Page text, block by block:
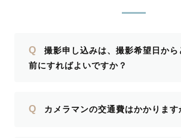
Q
撮影申し込みは、撮影希望日から
前にすればよいですか？
Q カメラマンの交通費はかかります